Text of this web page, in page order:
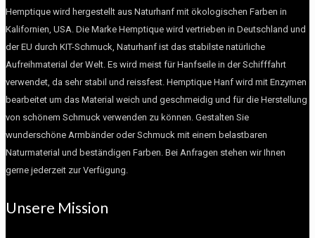
Hemptique wird hergestellt aus Naturhanf mit ökologischen Farben in
Kalifornien, USA. Die Marke Hemptique wird vertrieben in Deutschland und
der EU durch KIT-Schmuck, Naturhanf ist das stabilste natürliche
Aufreihmaterial der Welt. Es wird meist für Hanfseile in der Schifffahrt
verwendet, da sehr stabil und reissfest. Hemptique Hanf wird mit Enzymen
bearbeitet um das Material weich und geschmeidig und für die Herstellung
von schönem Schmuck verwenden zu können. Gestalten Sie
wunderschöne Armbänder oder Schmuck mit einem belastbaren
Naturmaterial und beständigen Farben. Bei Anfragen stehen wir Ihnen
gerne jederzeit zur Verfügung.
Unsere Mission